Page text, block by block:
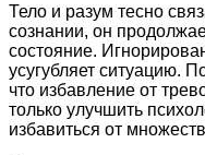
Тело и разум тесно
сознании, он
состояние.
усугубляет ситуацию.
что избавление от
только улучшить
избавиться от